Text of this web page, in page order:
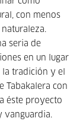
con menos
seria de
en un lugar
la tradición y el
Tabakalera con
éste proyecto
vanguardia.